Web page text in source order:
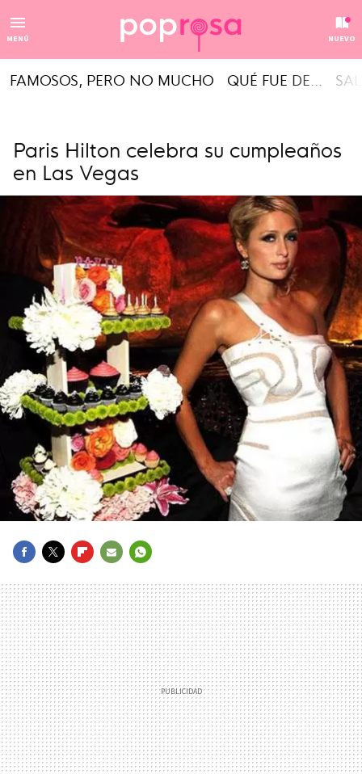
MENÚ NUEVO
FAMOSOS, PERO NO MUCHO QUÉ FUE DE...
Paris Hilton celebra su cumpleaños
en Las Vegas
MAIL